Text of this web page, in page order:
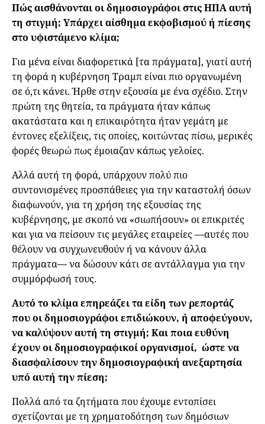
Πώς αισθάνονται οι δημοσιογράφοι στις ΗΠΑ αυτή
τη στιγμή; Υπάρχει αίσθημα εκφοβισμού ή πίεσης
στο υφιστάμενο κλίμα;
Για μένα είναι διαφορετικά [τα πράγματα], γιατί αυτή
τη φορά η κυβέρνηση Τραμπ είναι πιο οργανωμένη
σε ό,τι κάνει. Ήρθε στην εξουσία με ένα σχέδιο. Στην
πρώτη της θητεία, τα πράγματα ήταν κάπως
ακατάστατα και η επικαιρότητα ήταν γεμάτη με
έντονες εξελίξεις, τις οποίες, κοιτώντας πίσω, μερικές
φορές θεωρώ πως έμοιαζαν κάπως γελοίες.
Αλλά αυτή τη φορά, υπάρχουν πολύ πιο
συντονισμένες προσπάθειες για την καταστολή όσων
διαφωνούν, για τη χρήση της εξουσίας της
κυβέρνησης, με σκοπό να «σιωπήσουν» οι επικριτές
και για να πείσουν τις μεγάλες εταιρείες —αυτές που
θέλουν να συγχωνευθούν ή να κάνουν άλλα
πράγματα— να δώσουν κάτι σε αντάλλαγμα για την
συμμόρφωσή τους.
Αυτό το κλίμα επηρεάζει τα είδη των ρεπορτάζ
που οι δημοσιογράφοι επιδιώκουν, ή αποφεύγουν,
να καλύψουν αυτή τη στιγμή; Και ποια ευθύνη
έχουν οι δημοσιογραφικοί οργανισμοί, ώστε να
διασφαλίσουν την δημοσιογραφική ανεξαρτησία
υπό αυτή την πίεση;
Πολλά από τα ζητήματα που έχουμε εντοπίσει
σχετίζονται με τη χρηματοδότηση των δημόσιων